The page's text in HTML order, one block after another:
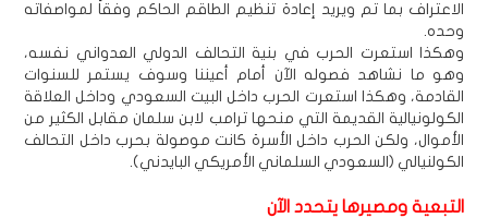
الاعتراف بما تم ويريد إعادة تنظيم الطاقم الحاكم وفقاً لمواصفاته
وحده.
وهكذا استعرت الحرب في بنية التحالف الدولي العدواني نفسه،
وهو ما نشاهد فصوله الآن أمام أعيننا وسوف يستمر للسنوات
القادمة، وهكذا استعرت الحرب داخل البيت السعودي وداخل العلاقة
الكولونيالية القديمة التي منحها ترامب لابن سلمان مقابل الكثير من
الأموال، ولكن الحرب داخل الأسرة كانت موصولة بحرب داخل التحالف
الكولنيالي (السعودي السلماني الأمريكي البايدني).
التبعية ومصيرها يتحدد الآن